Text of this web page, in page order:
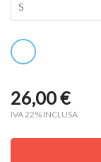
26,00€
IVA 22% INCLUSA